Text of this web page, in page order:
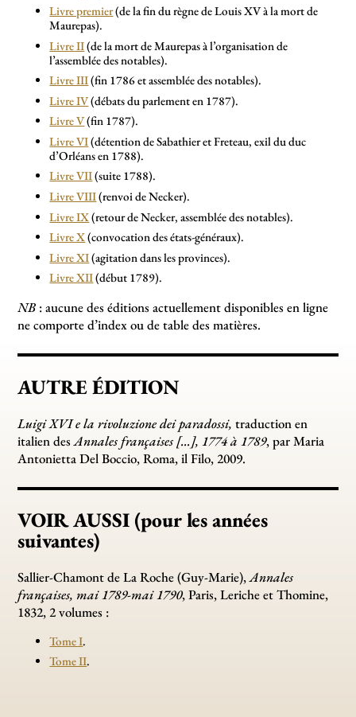
Livre premier(de la fin du règne de Louis XV à la mort de
Maurepas).
Livre II(de la mort de Maurepas à l’organisation de
l’assemblée des notables).
Livre III(fin 1786 et assemblée des notables).
Livre IV(débats du parlement en 1787).
Livre V(fin 1787).
Livre VI(détention de Sabathier et Freteau, exil du duc
d’Orléans en 1788).
Livre VII(suite 1788).
Livre VIII(renvoi de Necker).
Livre IX(retour de Necker, assemblée des notables).
Livre X(convocation des états-généraux).
Livre XI(agitation dans les provinces).
Livre XII(début 1789).
NB : aucune des éditions actuellement disponibles en ligne
ne comporte d’index ou de table des matières.
AUTRE ÉDITION
Luigi XVI e la rivoluzione dei paradossi, traduction en
italien desAnnales françaises […], 1774 à 1789, par Maria
Antonietta Del Boccio, Roma, il Filo, 2009.
VOIR AUSSI (pour les années
suivantes)
Sallier-Chamont de La Roche (Guy-Marie),Annales
françaises, mai 1789-mai 1790, Paris, Leriche et Thomine,
1832, 2 volumes :
Tome I.
Tome II.